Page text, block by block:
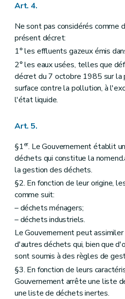
Art. 4.
Ne sont pas considérés comme
présent décret:
1° les effluents gazeux émis
2° les eaux usées, telles que
décret du 7 octobre 1985 sur la
surface contre la pollution, à
l'état liquide.
Art. 5.
§1er. Le Gouvernement établit
déchets qui constitue la
la gestion des déchets.
§2. En fonction de leur origine,
comme suit:
– déchets ménagers;
– déchets industriels.
Le Gouvernement peut
d'autres déchets qui, bien que
sont soumis à des règles de
§3. En fonction de leurs
Gouvernement arrête une liste
une liste de déchets inertes.